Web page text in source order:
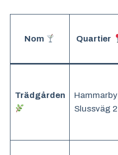
Nom Quartier
Trädgården
Hammarby
Slussväg 2